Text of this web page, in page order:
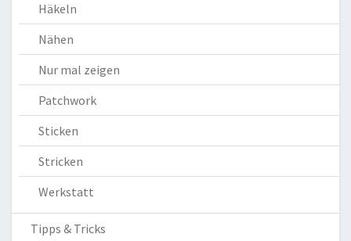
Häkeln
Nähen
Nur mal zeigen
Patchwork
Sticken
Stricken
Werkstatt
Tipps & Tricks